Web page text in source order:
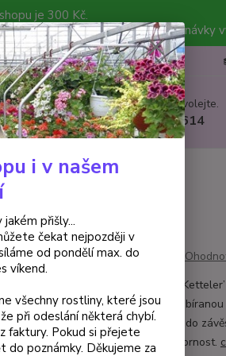
je 300 Kč.
po přijetí objednávky. Objednávky
Nevíte si rady? Zavolejte.
+420 602 223 614
- 1 ks
Fuchsia ‘Baron de
červené barvě a
bohatě a je ideální do
barvy přitahují pozornost.
i v našem
přišly...
čekat nejpozději v
od pondělí max. do
víkend.
všechny rostliny, které jsou
při odeslání některá chybí.
faktury. Pokud si přejete
poznámky. Děkujeme za